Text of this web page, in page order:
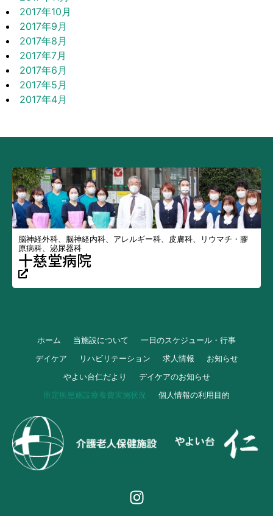
2017年10月
2017年9月
2017年8月
2017年7月
2017年6月
2017年5月
2017年4月
脳神経外科、脳神経内科、アレルギー科、皮膚科、リウマチ・膠
原病科、泌尿器科
十慈堂病院
ホーム 当施設について
一日のスケジュール・行事
デイケア
リハビリテーション 求人情報
お知らせ
やよい台仁だより
デイケアのお知らせ
所定疾患施設療養費実施状況
個人情報の利用目的